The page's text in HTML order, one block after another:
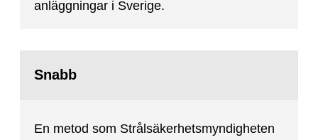
anläggningar i Sverige.
Snabb
En metod som Strålsäkerhetsmyndigheten